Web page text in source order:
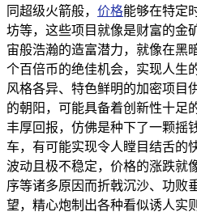
同超级火箭般， 价格能够在特定
坊等，这些项目就像是财富的金
宙般浩瀚的造富潜力，就像在黑
个百倍币的绝佳机会，实现人生
风格各异、特色鲜明的加密项目
的朝阳，可能具备着创新性十足
丰厚回报，仿佛是种下了一颗摇
车，有可能实现令人瞠目结舌的
波动且极不稳定，价格的涨跌就
序等诸多原因而折戟沉沙、功败
望，精心炮制出各种看似诱人实